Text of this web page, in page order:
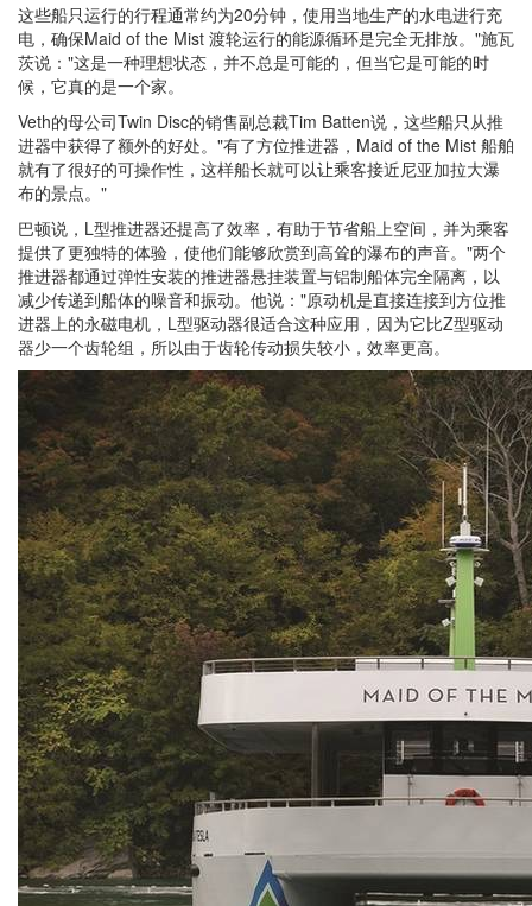
这些船只运行的行程通常约为20分钟，使用当地生产的水电进行充
电，确保Maid of the Mist 渡轮运行的能源循环是完全无排放。"施瓦
茨说："这是一种理想状态，并不总是可能的，但当它是可能的时
候，它真的是一个家。
Veth的母公司Twin Disc的销售副总裁Tim Batten说，这些船只从推
进器中获得了额外的好处。"有了方位推进器，Maid of the Mist 船舶
就有了很好的可操作性，这样船长就可以让乘客接近尼亚加拉大瀑
布的景点。"
巴顿说，L型推进器还提高了效率，有助于节省船上空间，并为乘客
提供了更独特的体验，使他们能够欣赏到高耸的瀑布的声音。"两个
推进器都通过弹性安装的推进器悬挂装置与铝制船体完全隔离，以
减少传递到船体的噪音和振动。他说："原动机是直接连接到方位推
进器上的永磁电机，L型驱动器很适合这种应用，因为它比Z型驱动
器少一个齿轮组，所以由于齿轮传动损失较小，效率更高。